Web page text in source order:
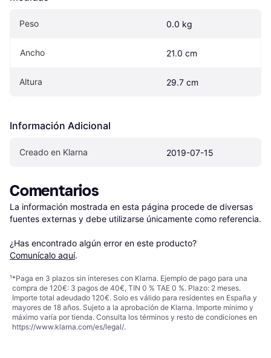
Peso 0.0 kg
Ancho 21.0 cm
Altura 29.7 cm
Información Adicional
Creado en Klarna 2019-07-15
Comentarios
La información mostrada en esta página procede de diversas
fuentes externas y debe utilizarse únicamente como referencia.
¿Has encontrado algún error en este producto?
Comunícalo aquí.
¹*Paga en 3 plazos sin intereses con Klarna. Ejemplo de pago para una
compra de 120€: 3 pagos de 40€, TIN 0 % TAE 0 %. Plazo: 2 meses.
Importe total adeudado 120€. Solo es válido para residentes en España y
mayores de 18 años. Sujeto a la aprobación de Klarna. Importe mínimo y
máximo varía por tienda. Consulta los términos y resto de condiciones en
https://www.klarna.com/es/legal/.